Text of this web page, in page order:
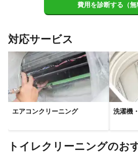
費用を診断する（無
対応サービス
エアコンクリーニング 洗濯機
トイレクリーニングのお